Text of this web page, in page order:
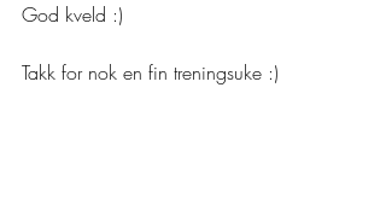
God kveld :)
Takk for nok en fin treningsuke :)